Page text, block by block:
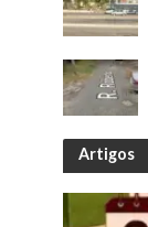
Artigos